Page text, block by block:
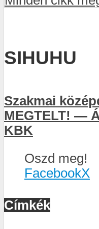
SIHUHU
Szakmai
MEGTELT! —
KBK
Oszd meg!
FacebookX
Címkék